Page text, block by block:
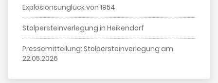
Explosionsunglück von 1954
Stolpersteinverlegung in Heikendorf
Pressemitteilung: Stolpersteinverlegung am
22.05.2026